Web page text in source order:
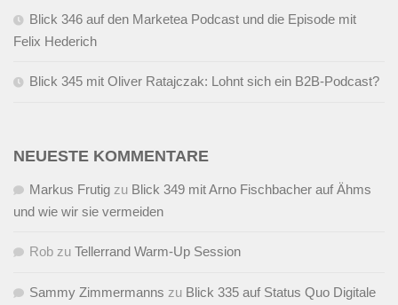
Blick 346 auf den Marketea Podcast und die Episode mit
Felix Hederich
Blick 345 mit Oliver Ratajczak: Lohnt sich ein B2B-Podcast?
NEUESTE KOMMENTARE
Markus Frutig zu Blick 349 mit Arno Fischbacher auf Ähms
und wie wir sie vermeiden
Rob zu Tellerrand Warm-Up Session
Sammy Zimmermanns zu Blick 335 auf Status Quo Digitale